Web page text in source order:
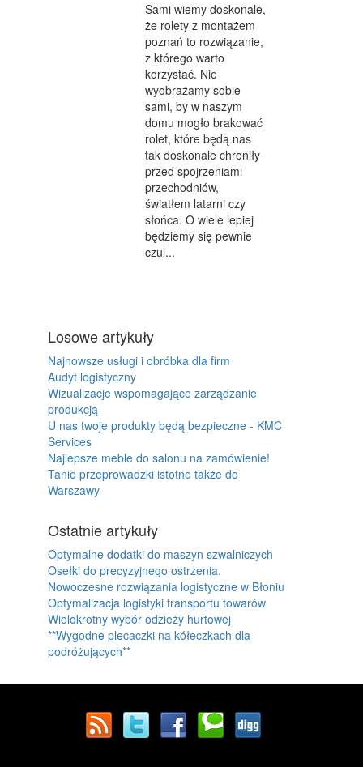
Sami wiemy doskonale,
że rolety z montażem
poznań to rozwiązanie,
z którego warto
korzystać. Nie
wyobrażamy sobie
sami, by w naszym
domu mogło brakować
rolet, które będą nas
tak doskonale chroniły
przed spojrzeniami
przechodniów,
światłem latarni czy
słońca. O wiele lepiej
będziemy się pewnie
czul...
Losowe artykuły
Najnowsze usługi i obróbka dla firm
Audyt logistyczny
Wizualizacje wspomagające zarządzanie
produkcją
U nas twoje produkty będą bezpieczne - KMC
Services
Najlepsze meble do salonu na zamówienie!
Tanie przeprowadzki istotne także do
Warszawy
Ostatnie artykuły
Optymalne dodatki do maszyn szwalniczych
Osełki do precyzyjnego ostrzenia.
Nowoczesne rozwiązania logistyczne w Błoniu
Optymalizacja logistyki transportu towarów
Wielokrotny wybór odzieży hurtowej
**Wygodne plecaczki na kółeczkach dla
podróżujących**